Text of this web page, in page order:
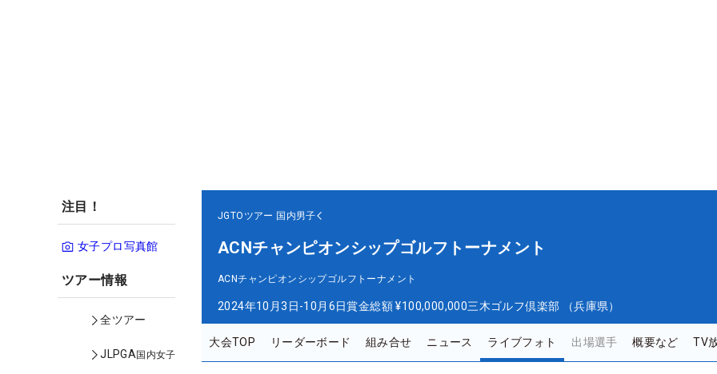
注目！
女子プロ写真館
ツアー情報
全ツアー
JLPGA国内女子
JGTOツアー 国内男子
ACNチャンピオンシップゴルフトーナメント
ACNチャンピオンシップゴルフトーナメント
2024年10月3日-10月6日賞金総額 ¥100,000,000三木ゴルフ倶楽部 （兵庫県）
大会TOP リーダーボード 組み合せ ニュース ライブフォト 出場選手 概要など TV